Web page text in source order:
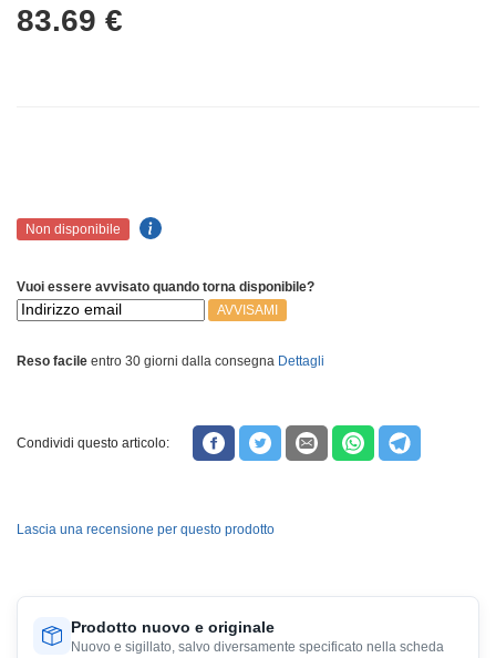
83.69 €
Non disponibile
Vuoi essere avvisato quando torna disponibile?
AVVISAMI
Reso facile entro 30 giorni dalla consegna Dettagli
Condividi questo articolo:
Lascia una recensione per questo prodotto
Prodotto nuovo e originale
Nuovo e sigillato, salvo diversamente specificato nella scheda